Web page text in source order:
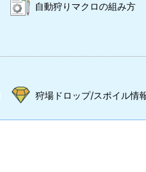
自動狩りマクロの組み方
狩場ドロップ/スポイル情